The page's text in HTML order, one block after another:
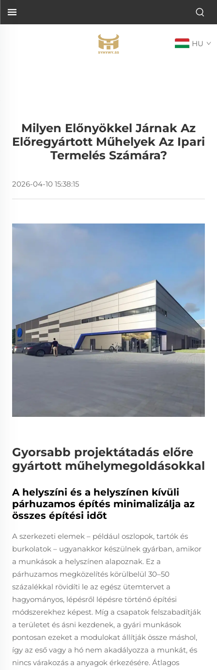
HU
Milyen Előnyökkel Járnak Az
Előregyártott Műhelyek Az Ipari
Termelés Számára?
2026-04-10 15:38:15
Gyorsabb projektátadás előre
gyártott műhelymegoldásokkal
A helyszíni és a helyszínen kívüli
párhuzamos építés minimalizálja az
összes építési időt
A szerkezeti elemek – például oszlopok, tartók és
burkolatok – ugyanakkor készülnek gyárban, amikor
a munkások a helyszínen alapoznak. Ez a
párhuzamos megközelítés körülbelül 30–50
százalékkal rövidíti le az egész ütemtervet a
hagyományos, lépésről lépésre történő építési
módszerekhez képest. Míg a csapatok felszabadítják
a területet és ásni kezdenek, a gyári munkások
pontosan ezeket a modulokat állítják össze máshol,
így az eső vagy a hó nem akadályozza a munkát, és
nincs várakozás a anyagok érkezésére. Átlagos